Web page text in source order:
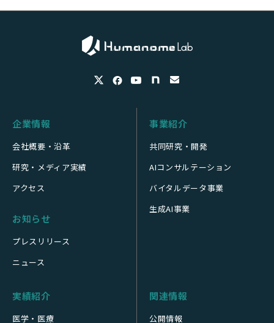
企業情報
会社概要・沿革
研究・メディア実績
アクセス
お知らせ
プレスリリース
ニュース
事業紹介
共同研究・開発
AIコンサルテーション
バイタルデータ事業
生成AI事業
実績紹介
医学・医療
関連情報
公開情報